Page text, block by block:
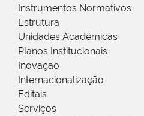
Instrumentos Normativos
Estrutura
Unidades Acadêmicas
Planos Institucionais
Inovação
Internacionalização
Editais
Serviços